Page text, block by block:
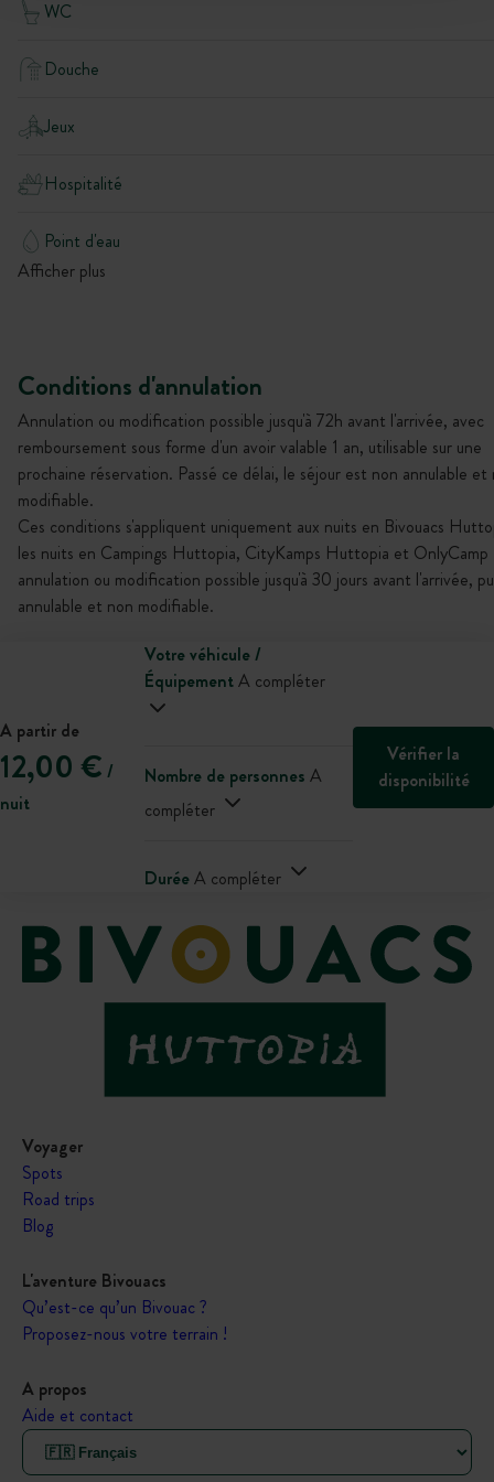
WC
Douche
Jeux
Hospitalité
Point d'eau
Afficher plus
Conditions d'annulation
Annulation ou modification possible jusqu'à 72h avant l'arrivée, avec
remboursement sous forme d'un avoir valable 1 an, utilisable sur une
prochaine réservation. Passé ce délai, le séjour est non annulable et
modifiable.
Ces conditions s'appliquent uniquement aux nuits en Bivouacs
les nuits en Campings Huttopia, CityKamps Huttopia et OnlyCamp
annulation ou modification possible jusqu'à 30 jours avant l'arrivée,
annulable et non modifiable.
A partir de
12,00 € /
nuit
Votre véhicule /
ÉquipementA compléter
Nombre de personnes A
compléter
DuréeA compléter
Vérifier la
disponibilité
Voyager
Spots
Road trips
Blog
L'aventure Bivouacs
Qu’est-ce qu’un Bivouac ?
Proposez-nous votre terrain !
A propos
Aide et contact